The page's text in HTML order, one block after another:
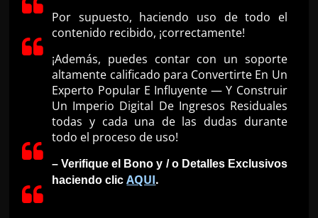
Por supuesto, haciendo uso de todo el
contenido recibido, ¡correctamente!
¡Además, puedes contar con un soporte
altamente calificado para Convertirte En Un
Experto Popular E Influyente — Y Construir
Un Imperio Digital De Ingresos Residuales
todas y cada una de las dudas durante
todo el proceso de uso!
– Verifique el Bono y / o Detalles Exclusivos
haciendo clic AQUI.